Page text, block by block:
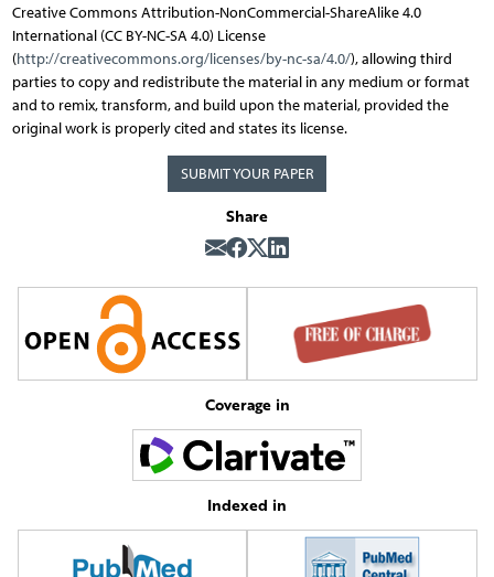
Creative Commons Attribution-NonCommercial-ShareAlike 4.0
International (CC BY-NC-SA 4.0) License
(http://creativecommons.org/licenses/by-nc-sa/4.0/), allowing third
parties to copy and redistribute the material in any medium or format
and to remix, transform, and build upon the material, provided the
original work is properly cited and states its license.
SUBMIT YOUR PAPER
Share
Coverage in
Indexed in